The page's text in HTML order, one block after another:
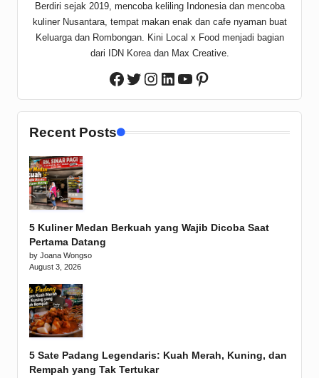
Berdiri sejak 2019, mencoba keliling Indonesia dan mencoba
kuliner Nusantara, tempat makan enak dan cafe nyaman buat
Keluarga dan Rombongan. Kini Local x Food menjadi bagian
dari IDN Korea dan Max Creative.
Facebook
Twitter
Instagram
LinkedIn
YouTube
Pinterest
Recent Posts
5 Kuliner Medan Berkuah yang Wajib Dicoba Saat
Pertama Datang
by Joana Wongso
August 3, 2026
5 Sate Padang Legendaris: Kuah Merah, Kuning, dan
Rempah yang Tak Tertukar